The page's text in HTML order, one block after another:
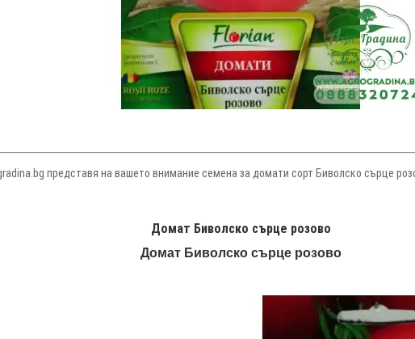
представя на вашето внимание семена за домати сорт Биволско сърце
Домат Биволско сърце розово
Домат Биволско сърце розово